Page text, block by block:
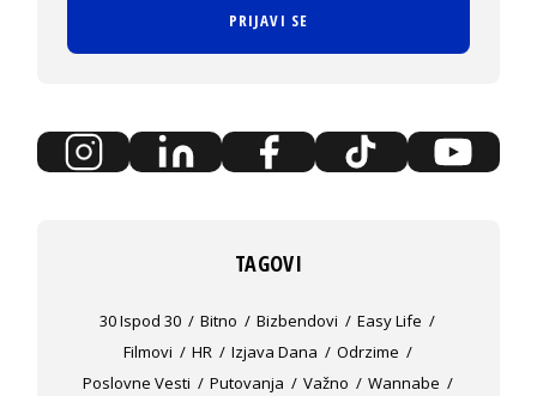
PRIJAVI SE
TAGOVI
30 Ispod 30 Bitno Bizbendovi
Easy Life
Filmovi
HR Izjava Dana
Odrzime
Poslovne Vesti
Putovanja Važno
Wannabe